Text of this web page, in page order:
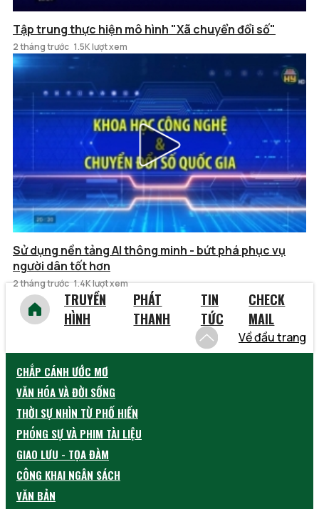
Tập trung thực hiện mô hình "Xã chuyển đổi số"
2 tháng trước 1.5K lượt xem
Sử dụng nền tảng AI thông minh - bứt phá phục vụ
người dân tốt hơn
2 tháng trước 1.4K lượt xem
TRUYỀN
HÌNH
PHÁT
THANH
TIN
TỨC
CHECK
MAIL
Về đầu trang
CHẮP CÁNH ƯỚC MƠ
VĂN HÓA VÀ ĐỜI SỐNG
THỜI SỰ NHÌN TỪ PHỐ HIẾN
PHÓNG SỰ VÀ PHIM TÀI LIỆU
GIAO LƯU - TỌA ĐÀM
CÔNG KHAI NGÂN SÁCH
VĂN BẢN